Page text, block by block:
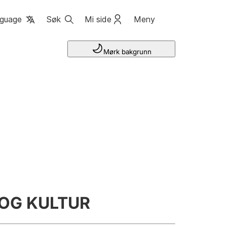
Søk Mi side Meny
Mørk bakgrunn
KULTUR